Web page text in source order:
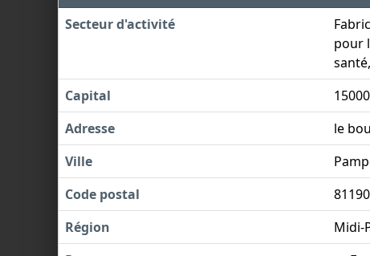
Secteur d'activité
pour
Capital
Adresse
le
Ville
Code postal
81190
Région
Midi-